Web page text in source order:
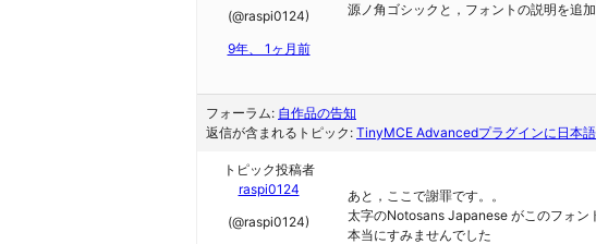
(@raspi0124)
9年、 1ヶ月前
源ノ角ゴシックと，フォントの説明を追加
フォーラム: 自作品の告知
返信が含まれるトピック: TinyMCE Advancedプラグインに日本
トピック投稿者
raspi0124
(@raspi0124)
あと，ここで謝罪です。。
太字のNotosans Japanese がこのフォン
本当にすみませんでした